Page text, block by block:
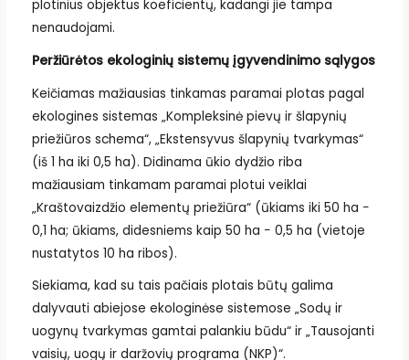
plotinius objektus koeficientų, kadangi jie tampa
nenaudojami.
Peržiūrėtos ekologinių sistemų įgyvendinimo sąlygos
Keičiamas mažiausias tinkamas paramai plotas pagal
ekologines sistemas „Kompleksinė pievų ir šlapynių
priežiūros schema“, „Ekstensyvus šlapynių tvarkymas“
(iš 1 ha iki 0,5 ha). Didinama ūkio dydžio riba
mažiausiam tinkamam paramai plotui veiklai
„Kraštovaizdžio elementų priežiūra“ (ūkiams iki 50 ha −
0,1 ha; ūkiams, didesniems kaip 50 ha − 0,5 ha (vietoje
nustatytos 10 ha ribos).
Siekiama, kad su tais pačiais plotais būtų galima
dalyvauti abiejose ekologinėse sistemose „Sodų ir
uogynų tvarkymas gamtai palankiu būdu“ ir „Tausojanti
vaisių, uogų ir daržovių programa (NKP)“.